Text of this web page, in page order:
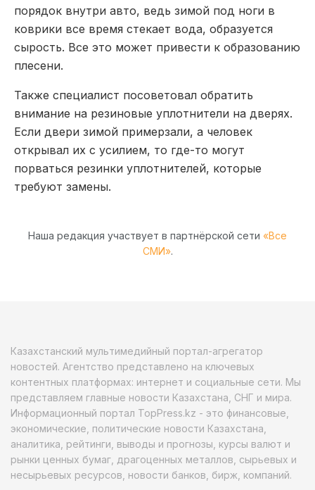
порядок внутри авто, ведь зимой под ноги в
коврики все время стекает вода, образуется
сырость. Все это может привести к образованию
плесени.
Также специалист посоветовал обратить
внимание на резиновые уплотнители на дверях.
Если двери зимой примерзали, а человек
открывал их с усилием, то где-то могут
порваться резинки уплотнителей, которые
требуют замены.
Наша редакция участвует в партнёрской сети «Все
СМИ».
Казахстанский мультимедийный портал-агрегатор
новостей. Агентство представлено на ключевых
контентных платформах: интернет и социальные сети. Мы
представляем главные новости Казахстана, СНГ и мира.
Информационный портал TopPress.kz - это финансовые,
экономические, политические новости Казахстана,
аналитика, рейтинги, выводы и прогнозы, курсы валют и
рынки ценных бумаг, драгоценных металлов, сырьевых и
несырьевых ресурсов, новости банков, бирж, компаний.